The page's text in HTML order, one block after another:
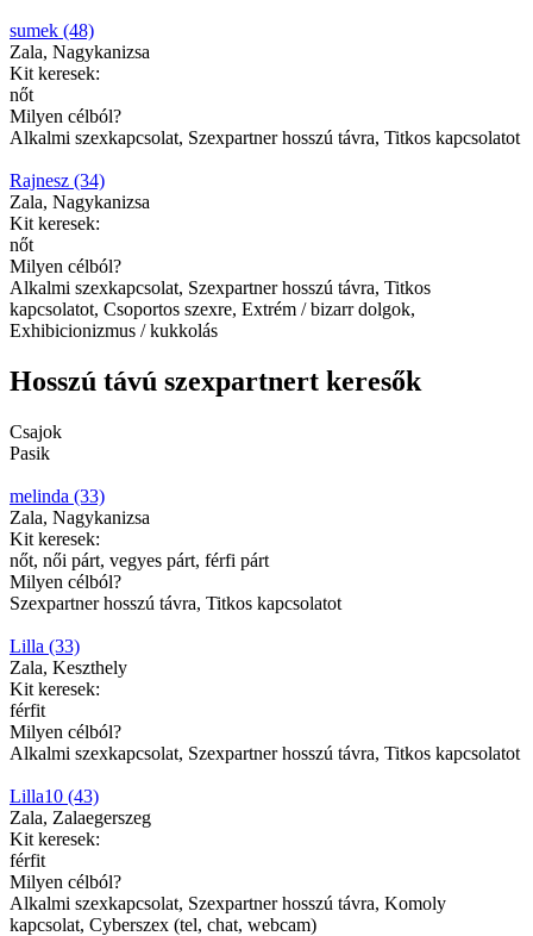
sumek (48)
Zala, Nagykanizsa
Kit keresek:
nőt
Milyen célból?
Alkalmi szexkapcsolat, Szexpartner hosszú távra, Titkos kapcsolatot
Rajnesz (34)
Zala, Nagykanizsa
Kit keresek:
nőt
Milyen célból?
Alkalmi szexkapcsolat, Szexpartner hosszú távra, Titkos
kapcsolatot, Csoportos szexre, Extrém / bizarr dolgok,
Exhibicionizmus / kukkolás
Hosszú távú szexpartnert keresők
Csajok
Pasik
melinda (33)
Zala, Nagykanizsa
Kit keresek:
nőt, női párt, vegyes párt, férfi párt
Milyen célból?
Szexpartner hosszú távra, Titkos kapcsolatot
Lilla (33)
Zala, Keszthely
Kit keresek:
férfit
Milyen célból?
Alkalmi szexkapcsolat, Szexpartner hosszú távra, Titkos kapcsolatot
Lilla10 (43)
Zala, Zalaegerszeg
Kit keresek:
férfit
Milyen célból?
Alkalmi szexkapcsolat, Szexpartner hosszú távra, Komoly
kapcsolat, Cyberszex (tel, chat, webcam)